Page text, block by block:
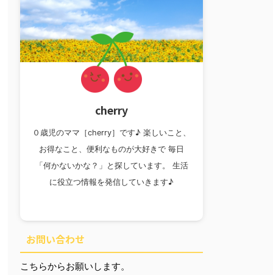
cherry
０歳児のママ［cherry］です♪ 楽しいこと、
お得なこと、便利なものが大好きで 毎日
「何かないかな？」と探しています。 生活
に役立つ情報を発信していきます♪
お問い合わせ
こちらからお願いします。